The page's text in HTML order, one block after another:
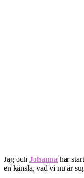
Jag och Johanna har
en känsla, vad vi nu är